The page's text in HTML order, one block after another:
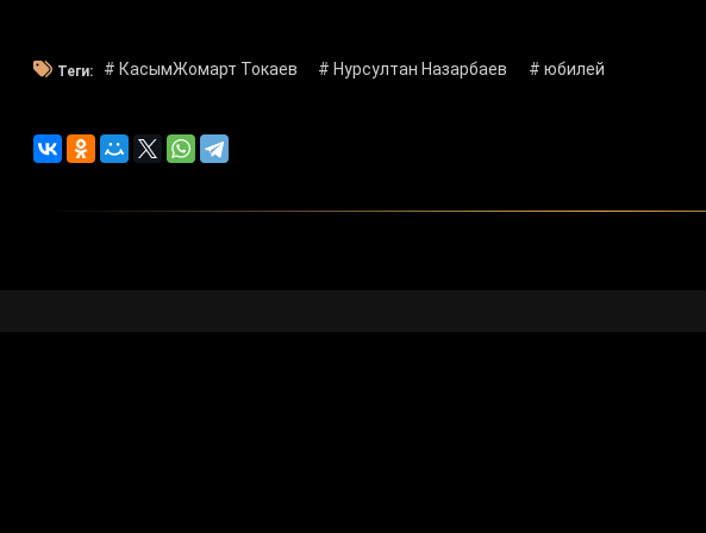
Теги: # КасымЖомарт Токаев # Нурсултан Назарбаев # юбилей